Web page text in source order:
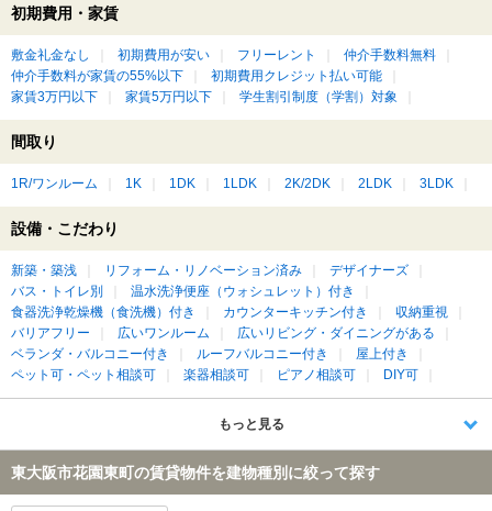
初期費用・家賃
敷金礼金なし 初期費用が安い フリーレント
仲介手数料無料
仲介手数料が家賃の55%以下
初期費用クレジット払い可能
家賃3万円以下
家賃5万円以下 学生割引制度（学割）対象
間取り
1R/ワンルーム 1K 1DK 1LDK 2K/2DK 2LDK 3LDK
設備・こだわり
新築・築浅 リフォーム・リノベーション済み
デザイナーズ
バス・トイレ別
温水洗浄便座（ウォシュレット）付き
食器洗浄乾燥機（食洗機）付き
カウンターキッチン付き
収納重視
バリアフリー
広いワンルーム
広いリビング・ダイニングがある
ベランダ・バルコニー付き
ルーフバルコニー付き
屋上付き
ペット可・ペット相談可
楽器相談可 ピアノ相談可 DIY可
もっと見る
東大阪市花園東町の賃貸物件を建物種別に絞って探す